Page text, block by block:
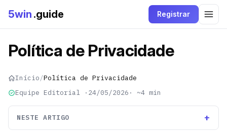
5win .guide Registrar
Política de Privacidade
Início Política de Privacidade
Equipe Editorial · 24/05/2026 · ~4 min
NESTE ARTIGO